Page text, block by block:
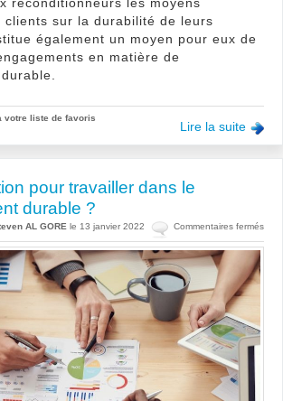
clients sur la durabilité de leurs
également un moyen pour eux de
en matière de
Lire la suite
votre liste de favoris
pour travailler dans le
durable ?
AL GORE le 13 janvier 2022 Commentaires ferméssur